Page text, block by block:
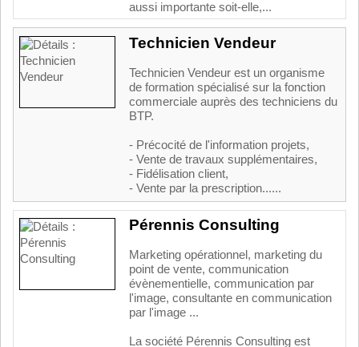
aussi importante soit-elle,...
Technicien Vendeur
Technicien Vendeur est un organisme
de formation spécialisé sur la fonction
commerciale auprès des techniciens du
BTP.
- Précocité de l'information projets,
- Vente de travaux supplémentaires,
- Fidélisation client,
- Vente par la prescription......
Pérennis Consulting
Marketing opérationnel, marketing du
point de vente, communication
évènementielle, communication par
l'image, consultante en communication
par l'image ...
La société Pérennis Consulting est